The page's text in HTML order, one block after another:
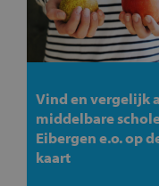
Vind en vergelijk
middelbare
Eibergen e.o. op
kaart